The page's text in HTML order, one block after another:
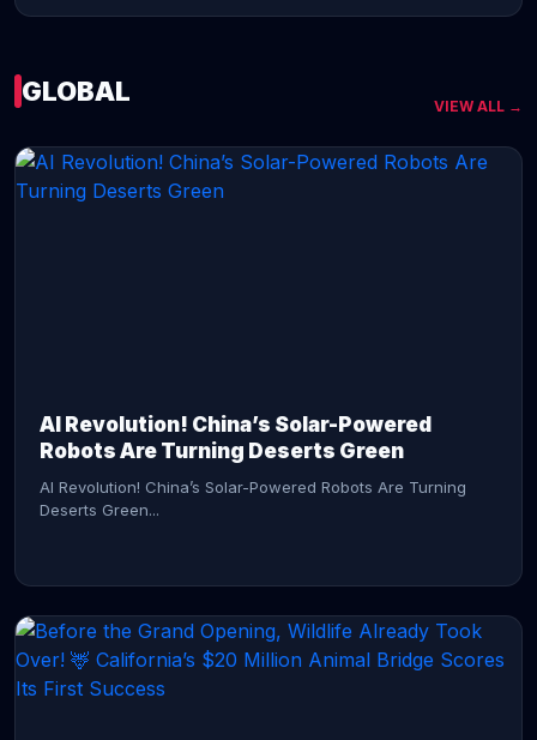
GLOBAL VIEW ALL →
AI Revolution! China’s Solar-Powered
Robots Are Turning Deserts Green
AI Revolution! China’s Solar-Powered Robots Are Turning
Deserts Green...